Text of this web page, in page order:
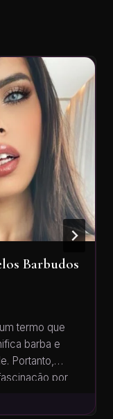
Barbudos
termo que
barba e
Portanto,
por
ele é